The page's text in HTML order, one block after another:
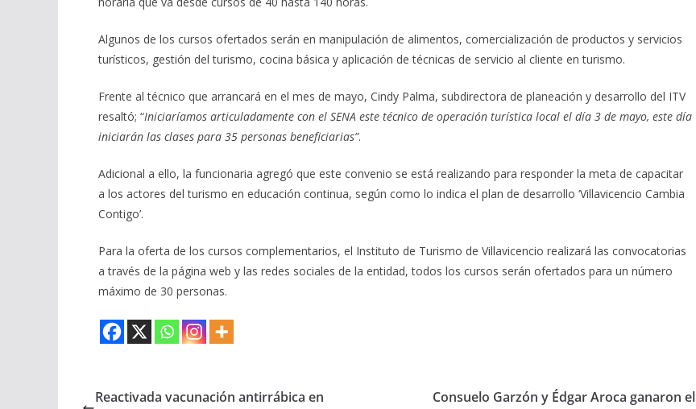
Algunos de los cursos ofertados serán en manipulación de alimentos, comercialización de productos y servicios
turísticos, gestión del turismo, cocina básica y aplicación de técnicas de servicio al cliente en turismo.
Frente al técnico que arrancará en el mes de mayo, Cindy Palma, subdirectora de planeación y desarrollo del ITV
resaltó; “Iniciaríamos articuladamente con el SENA este técnico de operación turística local el día 3 de mayo, este día
iniciarán las clases para 35 personas beneficiarias”.
Adicional a ello, la funcionaria agregó que este convenio se está realizando para responder la meta de capacitar
a los actores del turismo en educación continua, según como lo indica el plan de desarrollo ‘Villavicencio Cambia
Contigo’.
Para la oferta de los cursos complementarios, el Instituto de Turismo de Villavicencio realizará las convocatorias
a través de la página web y las redes sociales de la entidad, todos los cursos serán ofertados para un número
máximo de 30 personas.
Reactivada vacunación antirrábica en
Consuelo Garzón y Édgar Aroca ganaron el